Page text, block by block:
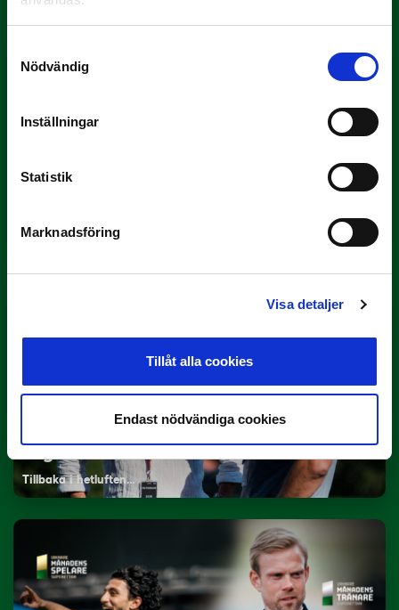
Nödvändig
Inställningar
Statistik
Marknadsföring
Visa detaljer
Tillåt alla cookies
Endast nödvändiga cookies
Här är de…
Lagerlöf tar över i Sandvikens IF
Tillbaka i hetluften…